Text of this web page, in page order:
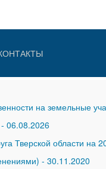
на земельные
- 06.08.2026
Тверской области на
- 30.11.2020